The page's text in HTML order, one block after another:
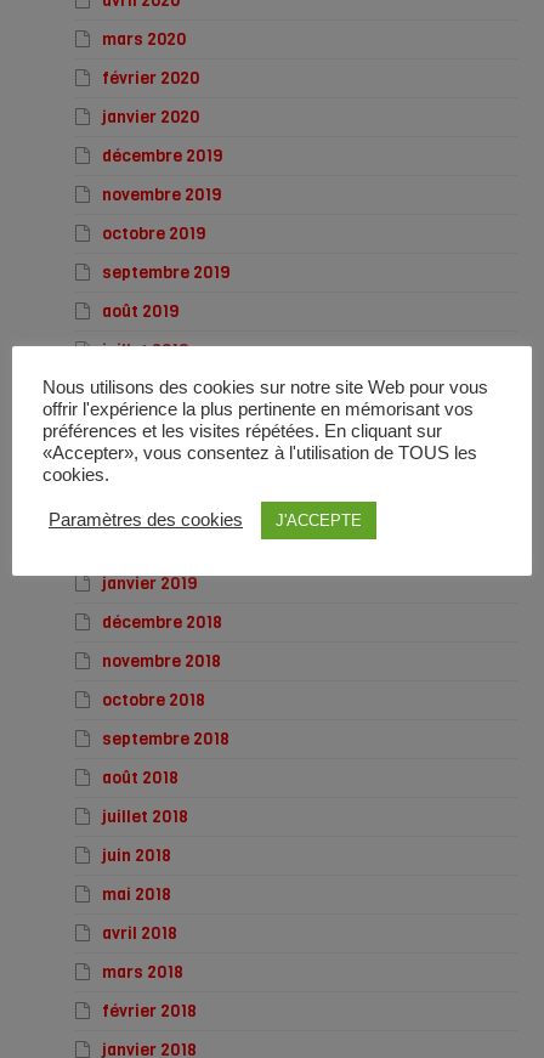
mars 2020
février 2020
janvier 2020
décembre 2019
novembre 2019
octobre 2019
septembre 2019
août 2019
juillet 2019
juin 2019
mai 2019
avril 2019
janvier 2019
décembre 2018
novembre 2018
octobre 2018
septembre 2018
août 2018
juillet 2018
juin 2018
mai 2018
avril 2018
mars 2018
février 2018
janvier 2018
Nous utilisons des cookies sur notre site Web pour vous
offrir l'expérience la plus pertinente en mémorisant vos
préférences et les visites répétées. En cliquant sur
«Accepter», vous consentez à l'utilisation de TOUS les
cookies.
Paramètres des cookies J'ACCEPTE